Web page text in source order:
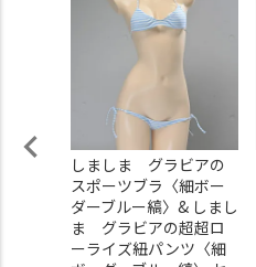
ライ
しましま グラビアの
スポーツブラ〈細ボー
ダーブルー縞〉& しまし
ま グラビアの超超ロ
ーライズ紐パンツ〈細